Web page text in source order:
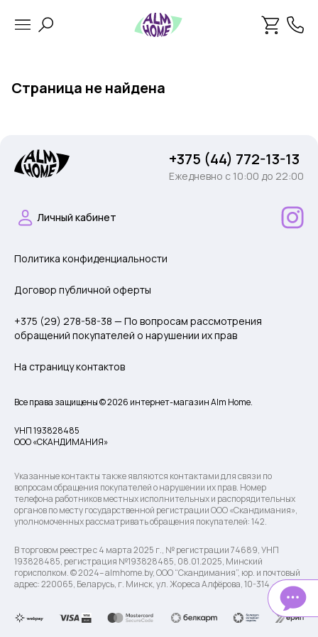
Страница не найдена
+375 (44) 772-13-13
Ежедневно c 10:00 до 22:00
Личный кабинет
Политика конфиденциальности
Договор публичной оферты
+375 (29) 278-58-38 — По вопросам рассмотрения
обращений покупателей о нарушении их прав
На страницу контактов
Все права защищены © 2026 интернет-магазин Alm Home.
УНП 193828485
ООО «СКАНДИМАНИЯ»
Указанные контакты также являются контактами для связи по
вопросам обращения покупателей о нарушении их прав. Номер
телефона работников местных исполнительных и распорядительных
органов по месту государственной регистрации ООО «Скандимания»,
уполномоченных рассматривать обращения покупателей: 142.
В торговом реестре с 4 марта 2025 г., № регистрации 74689, УНП
193828485, регистрация №193828485, 08.01.2025, Минский
горисполком. © 2024– almhome.by, ООО “Скандимания”, юр. и почтовый
адрес: 220065, Беларусь, г. Минск, ул. Жореса Алфёрова, 10-314